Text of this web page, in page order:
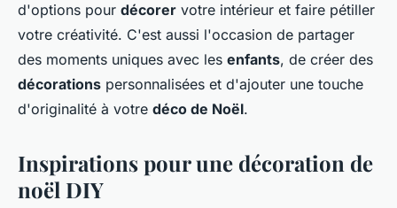
d'options pour décorer votre intérieur et faire pétiller
votre créativité. C'est aussi l'occasion de partager
des moments uniques avec les enfants, de créer des
décorations personnalisées et d'ajouter une touche
d'originalité à votre déco de Noël.
Inspirations pour une décoration de
noël DIY